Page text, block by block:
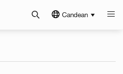
Candean